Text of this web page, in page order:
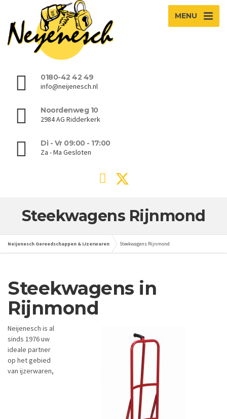
MENU
0180-42 42 49
info@neijenesch.nl
Noordenweg 10
2984 AG Ridderkerk
Di - Vr 09:00 - 17:00
Za - Ma Gesloten
Steekwagens Rijnmond
Neijenesch Gereedschappen & IJzerwaren Steekwagens Rijnmond
Steekwagens in
Rijnmond
Neijenesch is al
sinds 1976 uw
ideale partner
op het gebied
van ijzerwaren,